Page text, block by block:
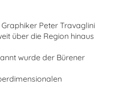
Peter Travaglini
über die Region hinaus
wurde der Bürener